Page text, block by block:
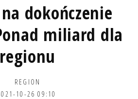
dokończenie
miliard dla
regionu
REGION
10-26 09:10